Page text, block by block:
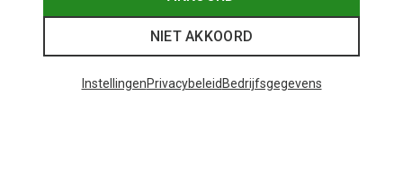
NIET AKKOORD
InstellingenPrivacybeleid Bedrijfsgegevens